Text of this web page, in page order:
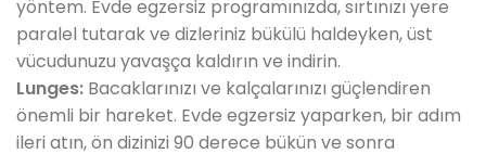
yöntem. Evde egzersiz programınızda, sırtınızı yere
paralel tutarak ve dizleriniz bükülü haldeyken, üst
vücudunuzu yavaşça kaldırın ve indirin.
Lunges: Bacaklarınızı ve kalçalarınızı güçlendiren
önemli bir hareket. Evde egzersiz yaparken, bir adım
ileri atın, ön dizinizi 90 derece bükün ve sonra